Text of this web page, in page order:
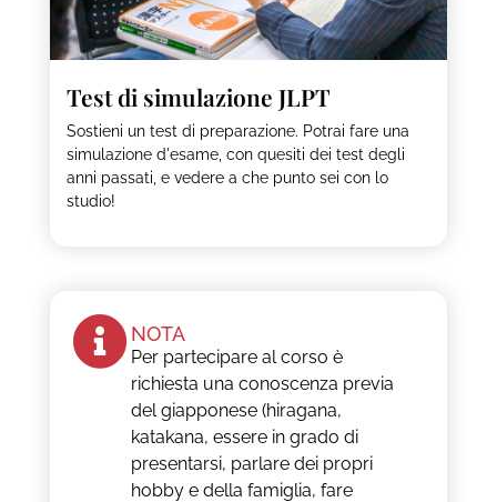
Test di simulazione JLPT
Sostieni un test di preparazione. Potrai fare una
simulazione d'esame, con quesiti dei test degli
anni passati, e vedere a che punto sei con lo
studio!
NOTA
Per partecipare al corso è
richiesta una conoscenza previa
del giapponese (hiragana,
katakana, essere in grado di
presentarsi, parlare dei propri
hobby e della famiglia, fare